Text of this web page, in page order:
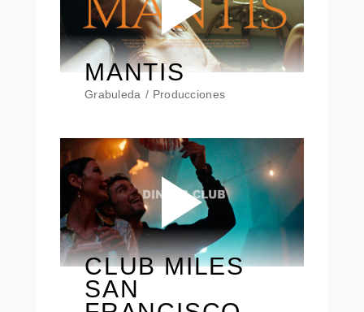
MANTIS
Grabuleda Producciones
CLUB MILES
SAN